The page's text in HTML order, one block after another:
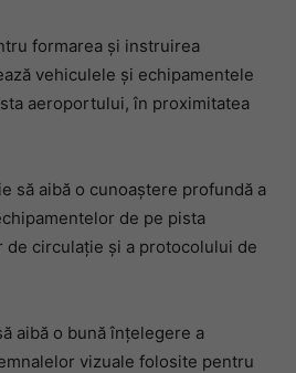
formarea și instruirea
vehiculele și echipamentele
aeroportului, în proximitatea
să aibă o cunoaștere profundă a
de pe pista
circulație și a protocolului de
aibă o bună înțelegere a
vizuale folosite pentru